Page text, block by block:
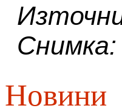
Снимка:
Новини